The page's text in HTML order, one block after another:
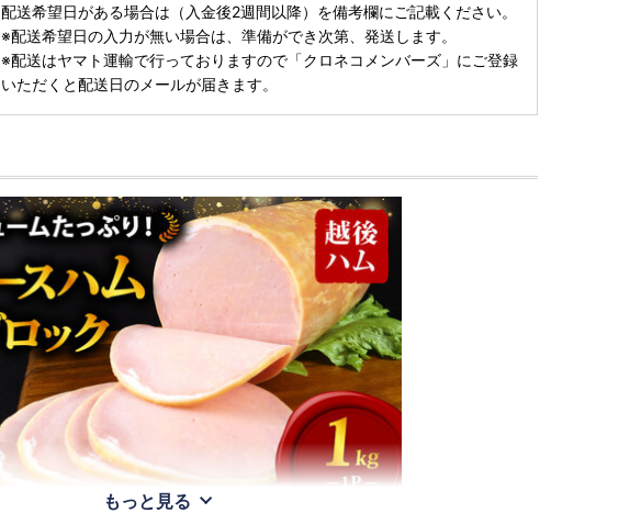
配送希望日がある場合は（入金後2週間以降）を備考欄にご記載ください。
※配送希望日の入力が無い場合は、準備ができ次第、発送します。
※配送はヤマト運輸で行っておりますので「クロネコメンバーズ」にご登録
いただくと配送日のメールが届きます。
もっと見る